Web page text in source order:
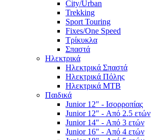
City/Urban
Trekking
Sport Touring
Fixes/One Speed
Τρίκυκλα
Σπαστά
Ηλεκτρικά
Ηλεκτρικά Σπαστά
Ηλεκτρικά Πόλης
Ηλεκτρικά MTB
Παιδικά
Junior 12" - Ισορροπίας
Junior 12" - Από 2.5 ετών
Junior 14" - Από 3 ετών
Junior 16" - Από 4 ετών